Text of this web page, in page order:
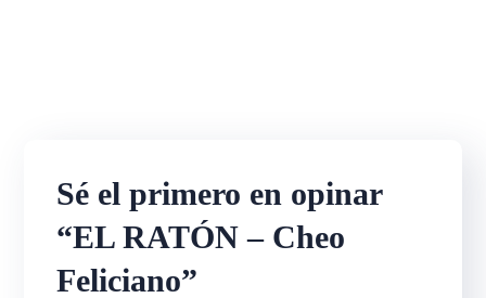
Sé el primero en opinar
“EL RATÓN – Cheo
Feliciano”